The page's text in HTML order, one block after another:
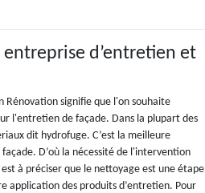
d’entretien et
Rénovation signifie que l'on souhaite
l'entretien de façade. Dans la plupart des
dit hydrofuge. C’est la meilleure
D’où la nécessité de l'intervention
à préciser que le nettoyage est une étape
application des produits d’entretien. Pour